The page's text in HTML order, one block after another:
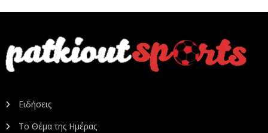
Ειδήσεις
Το Θέμα της Ημέρας